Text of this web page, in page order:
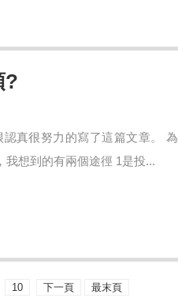
?
真很努力的寫了這篇文章。
想到的有兩個途徑 1是投...
10 下一頁 最末頁